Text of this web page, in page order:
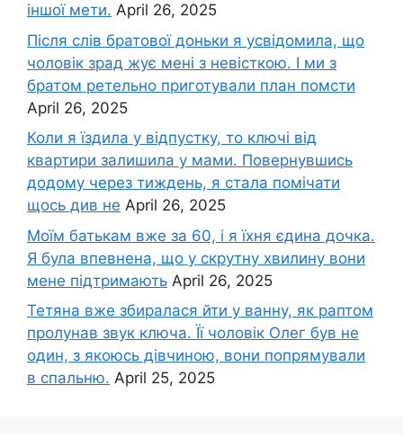
іншої мети. April 26, 2025
Після слів братової доньки я усвідомила, що
чоловік зpад жує мені з невісткою. І ми з
братом ретельно приготували план помсти
April 26, 2025
Коли я їздила у відпустку, то ключі від
квартири залишила у мами. Повернувшись
додому через тиждень, я стала помічати
щось див не April 26, 2025
Моїм батькам вже за 60, і я їхня єдина дочка.
Я була впевнена, що у скрутну хвилину вони
мене підтримають April 26, 2025
Тетяна вже збиралася йти у ванну, як раптом
пролунав звук ключа. Її чоловік Олег був не
один, з якоюсь дівчиною, вони попрямували
в спальню. April 25, 2025